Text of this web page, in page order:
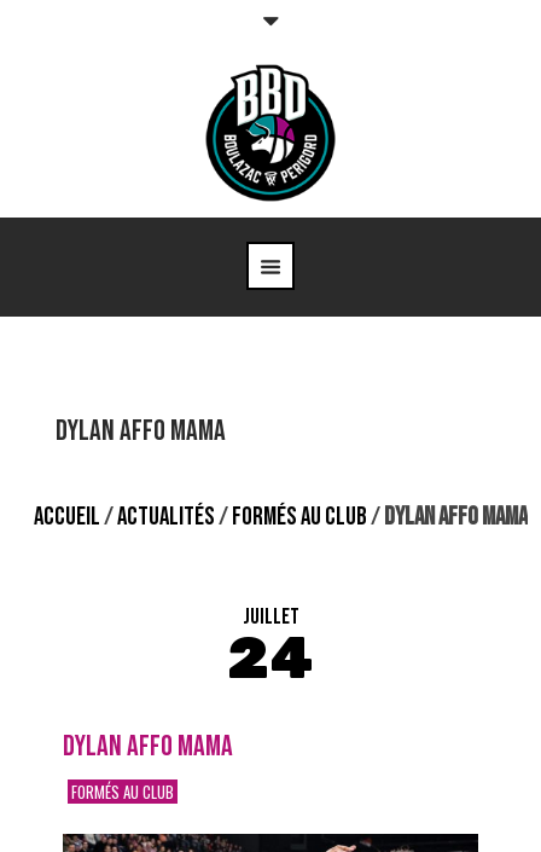
Dylan AFFO MAMA
ACCUEIL/ACTUALITÉS/FORMÉS AU CLUB/ DYLAN AFFO MAMA
JUILLET
24
DYLAN AFFO MAMA
FORMÉS AU CLUB